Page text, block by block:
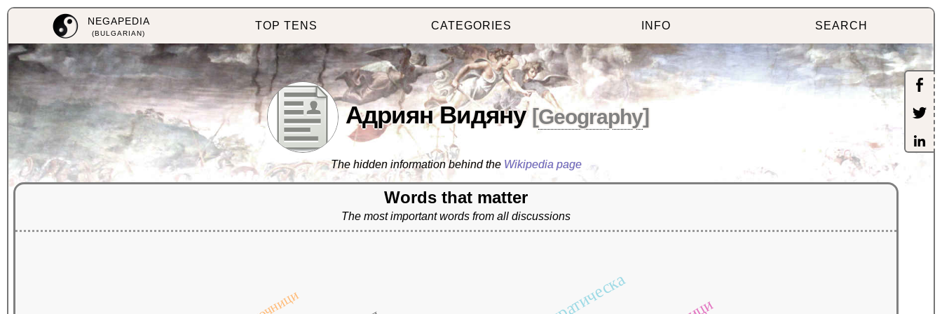
NEGAPEDIA
(BULGARIAN)
TOP TENS CATEGORIES INFO SEARCH
Адриян Видяну [Geography]
The hidden information behind the Wikipedia page
Words that matter
The most important words from all discussions